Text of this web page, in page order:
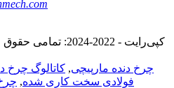
© کپی‌رایت - 2022-2024: تمامی حقوق محفوظ است.
چرخ دنده مارپیچی, کاتالوگ چرخ
فولادی سخت کاری شده,